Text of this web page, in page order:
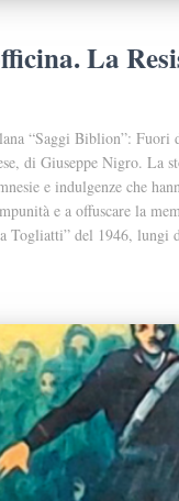
La
“Saggi Biblion”: Fuori
di Giuseppe Nigro. La
e indulgenze che
e a offuscare la
Togliatti” del 1946, lungi